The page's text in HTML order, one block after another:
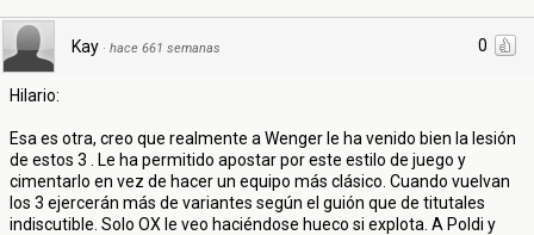
0
Kay · hace 661 semanas
Hilario:
Esa es otra, creo que realmente a Wenger le ha venido bien la lesión
de estos 3 . Le ha permitido apostar por este estilo de juego y
cimentarlo en vez de hacer un equipo más clásico. Cuando vuelvan
los 3 ejercerán más de variantes según el guión que de titutales
indiscutible. Solo OX le veo haciéndose hueco si explota. A Poldi y